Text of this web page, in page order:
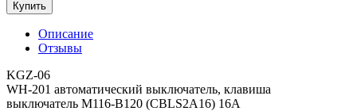
Купить
Описание
Отзывы
KGZ-06
WH-201 автоматический выключатель, клавиша
выключатель M116-B120 (CBLS2A16) 16A